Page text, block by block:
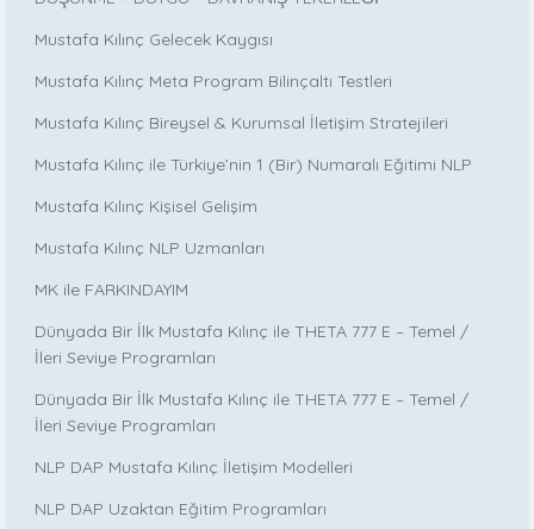
Mustafa Kılınç Gelecek Kaygısı
Mustafa Kılınç Meta Program Bilinçaltı Testleri
Mustafa Kılınç Bireysel & Kurumsal İletişim Stratejileri
Mustafa Kılınç ile Türkiye’nin 1 (Bir) Numaralı Eğitimi NLP
Mustafa Kılınç Kişisel Gelişim
Mustafa Kılınç NLP Uzmanları
MK ile FARKINDAYIM
Dünyada Bir İlk Mustafa Kılınç ile THETA 777 E – Temel /
İleri Seviye Programları
Dünyada Bir İlk Mustafa Kılınç ile THETA 777 E – Temel /
İleri Seviye Programları
NLP DAP Mustafa Kılınç İletişim Modelleri
NLP DAP Uzaktan Eğitim Programları